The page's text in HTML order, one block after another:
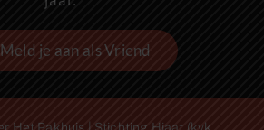
Meld je aan als Vriend